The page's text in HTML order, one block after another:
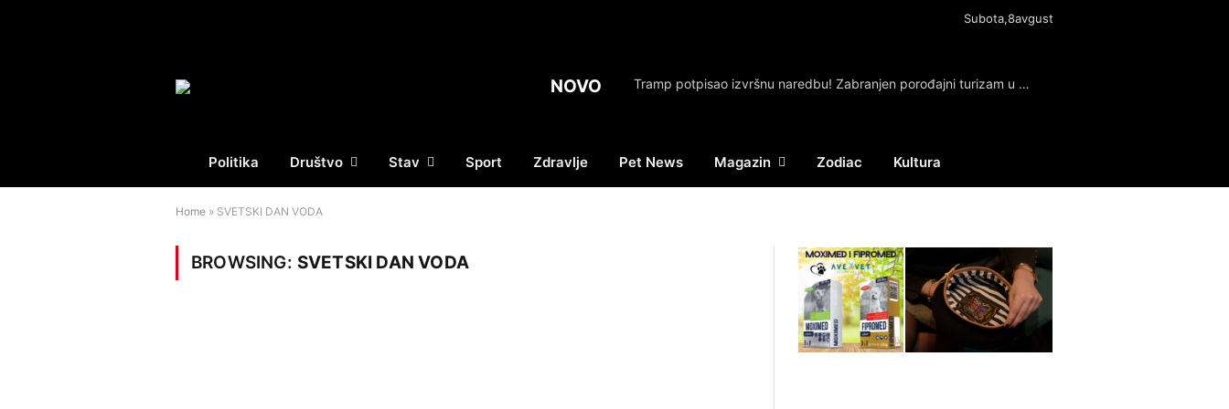
Subota,8avgust
NOVO Tramp potpisao izvršnu naredbu! Zabranjen porođajni turizam u SAD
Politika Društvo Stav Sport Zdravlje Pet News Magazin Zodiac Kultura
(Twitter)
Home » SVETSKI DAN VODA
BROWSING: SVETSKI DAN VODA